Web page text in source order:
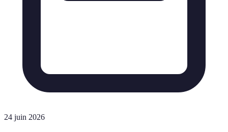
24 juin 2026